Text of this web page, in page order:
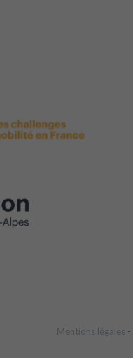
Mentions légales -